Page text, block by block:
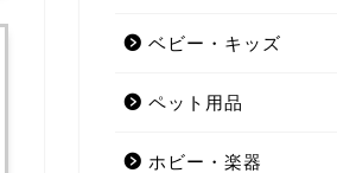
ベビー・キッズ
ペット用品
ホビー・楽器